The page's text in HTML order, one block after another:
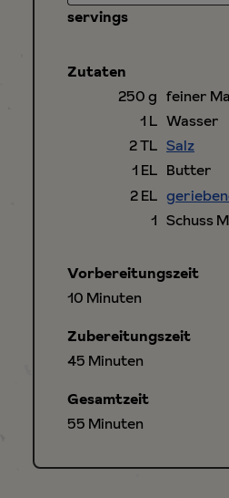
servings
Zutaten
250g feiner
1 L Wasser
2TL Salz
1 EL Butter
2EL
1 Schuss
Vorbereitungszeit
10 Minuten
Minuten
Zubereitungszeit
45 Minuten
Minuten
Gesamtzeit
55 Minuten
Minuten